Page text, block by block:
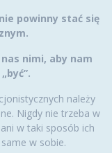
powinny stać się
nimi, aby nam
należy
Nigdy nie trzeba w
w taki sposób ich
w sobie.